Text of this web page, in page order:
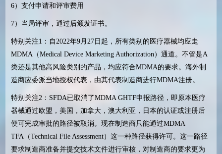
6）支付申请和评审费用
7）当局评审，通过后颁发证书。
特别关注1 ：自2022年9月 27日起，所有类别的医疗器械均应走
MDMA（Medical Device Marketing Authorization）通道。不管是A
类还是其他高风险类别的产品，均应符合MDMA的要求。海外制
造商应委派当地授权代表，由其代表制造商进行MDMA注册。
特别关注2： SFDA已取消了MDMA GHTF申报路径，即原本医疗
器械通过欧盟，美国，加拿大，澳大利亚，日本的认证或注册后
便可完成审批的路径被取消。现在制造商只能通过MDMA
TFA（Technical File Assessment）这一种路径获得许可。这一路径
要求制造商准备并提交技术文件进行审核，对制造商的要求更为